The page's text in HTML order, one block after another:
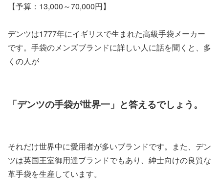
【予算：13,000～70,000円】
デンツは1777年にイギリスで生まれた高級手袋メーカー
です。手袋のメンズブランドに詳しい人に話を聞くと、多
くの人が
「デンツの手袋が世界一」と答えるでしょう。
それだけ世界中に愛用者が多いブランドです。また、デン
ツは英国王室御用達ブランドでもあり、紳士向けの良質な
革手袋を生産しています。